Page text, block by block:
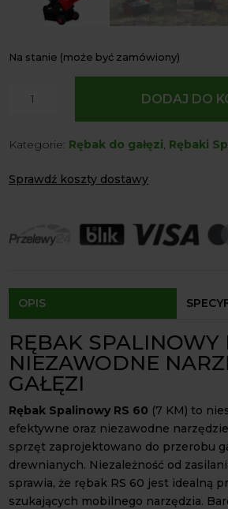
Na stanie (może być zamówiony)
RS
(7KM)
DODAJ DO
Kategorie: Rębak do gałęzi, Rębaki
Sprawdź koszty dostawy
Agrol transport: 200 zł
Agrol transport gabaryty: ustalane
Dostępność form dostawy i ceny
OPIS
RĘBAK SPALINOWY
NIEZAWODNE
GAŁĘZI
Rębak Spalinowy RS 60 (7 KM) to
efektywne oraz niezawodne
sprzęt zaprojektowano do przerobu
drewnianych. Niezależność od
sprawia, że rębak RS 60 jest idealną
szukających mobilnego narzędzia.